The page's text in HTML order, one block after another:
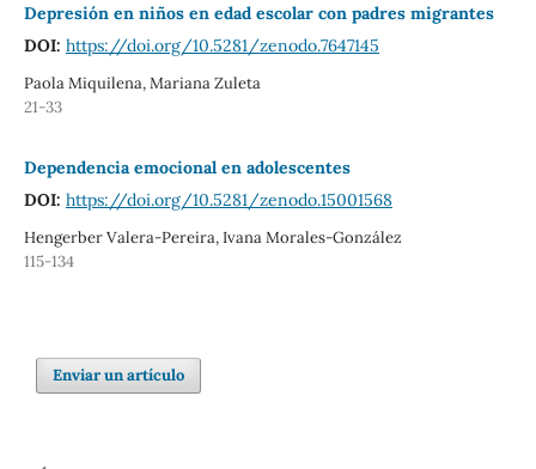
Depresión en niños en edad escolar con padres migrantes
DOI: https://doi.org/10.5281/zenodo.7647145
Paola Miquilena, Mariana Zuleta
21-33
Dependencia emocional en adolescentes
DOI: https://doi.org/10.5281/zenodo.15001568
Hengerber Valera-Pereira, Ivana Morales-González
115-134
Enviar un artículo